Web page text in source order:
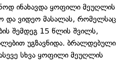
ინახავდა ყოფილი მეუღლის
და ვიდეო მასალას, რომელსაც
შემდეგ 15 წლის შვილს,
უგზავნიდა. ბრალდებული
სხვა ყოფილი მეუღლის